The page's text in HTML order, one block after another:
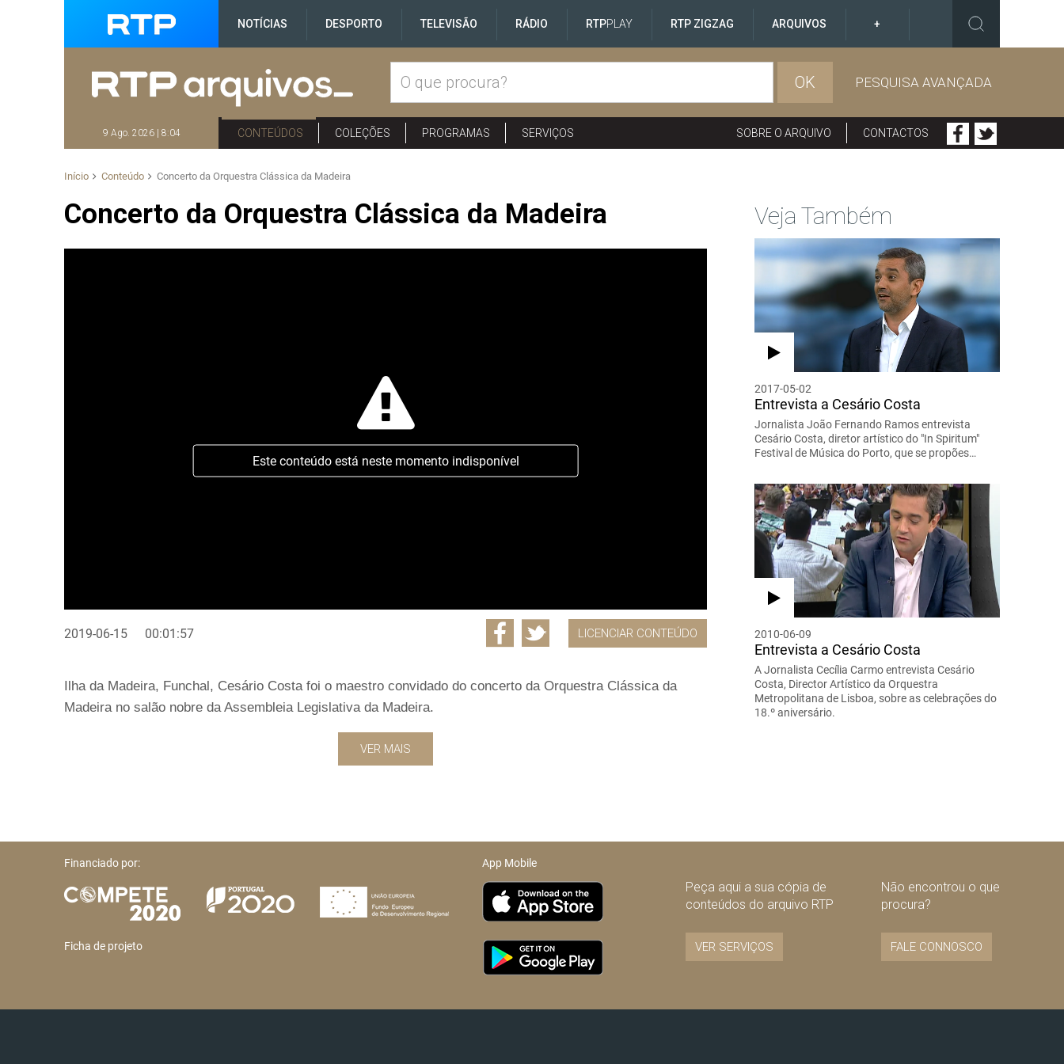
NOTÍCIAS DESPORTO TELEVISÃO RÁDIO RTPPLAY RTP ZIGZAG ARQUIVOS +
OK PESQUISA AVANÇADA
9 Ago. 2026 | 8:04 CONTEÚDOS COLEÇÕES PROGRAMAS SERVIÇOS SOBRE O ARQUIVO CONTACTOS
Início Conteúdo Concerto da Orquestra Clássica da Madeira
Concerto da Orquestra Clássica da Madeira
Este conteúdo está neste momento indisponível
2019-06-15 00:01:57 LICENCIAR CONTEÚDO
Ilha da Madeira, Funchal, Cesário Costa foi o maestro convidado do concerto da Orquestra Clássica da
Madeira no salão nobre da Assembleia Legislativa da Madeira.
VER MAIS
Veja Também
2017-05-02
Entrevista a Cesário Costa
Jornalista João Fernando Ramos entrevista
Cesário Costa, diretor artístico do "In Spiritum"
Festival de Música do Porto, que se propões…
2010-06-09
Entrevista a Cesário Costa
A Jornalista Cecília Carmo entrevista Cesário
Costa, Director Artístico da Orquestra
Metropolitana de Lisboa, sobre as celebrações do
18.º aniversário.
Financiado por:
Ficha de projeto
App Mobile
Peça aqui a sua cópia de
conteúdos do arquivo RTP
VER SERVIÇOS
Não encontrou o que
procura?
FALE CONNOSCO